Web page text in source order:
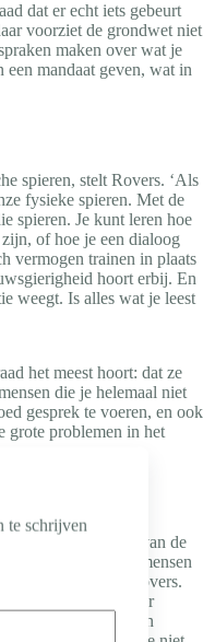
te schrijven
dat er echt iets gebeurt
voorziet de grondwet niet
maken over wat je
mandaat geven, wat in
spieren, stelt Rovers. ‘Als
fysieke spieren. Met de
spieren. Je kunt leren hoe
of hoe je een dialoog
vermogen trainen in plaats
hoort erbij. En
weegt. Is alles wat je leest
het meest hoort: dat ze
die je helemaal niet
gesprek te voeren, en ook
grote problemen in het
bij het oplossen van de
zelfvertrouwen: mensen
hebben’, zegt Rovers.
onderzoek naar
voor dat mensen